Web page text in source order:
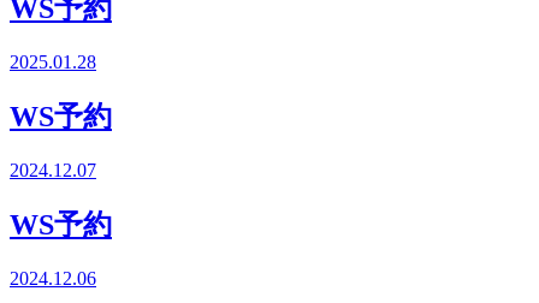
WS予約
2025.01.28
WS予約
2024.12.07
WS予約
2024.12.06